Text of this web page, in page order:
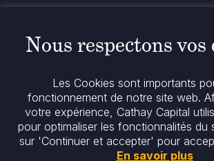
Notices réglementaires
Notre politique ESG
Restez informés
Nous respectons vos
Les Cookies sont importants
fonctionnement de notre site web.
votre expérience, Cathay Capital
pour optimaliser les fonctionnalités du
sur 'Continuer et accepter' pour
En savoir plus